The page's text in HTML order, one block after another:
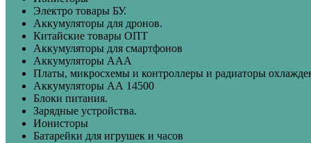
Электро товары БУ.
Аккумуляторы для дронов.
Китайские товары ОПТ
Аккумуляторы для смартфонов
Аккумуляторы ААА
Платы, микросхемы и контроллеры и радиаторы
Аккумуляторы АА 14500
Блоки питания.
Зарядные устройства.
Ионисторы
Батарейки для игрушек и часов